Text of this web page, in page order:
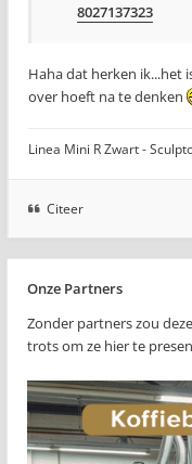
8027137323
Haha dat herken ik...het
over hoeft na te denken
Linea Mini R Zwart -
Citeer
Onze Partners
Zonder partners zou
trots om ze hier te